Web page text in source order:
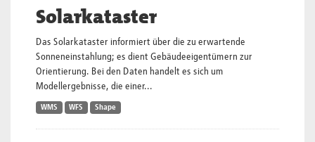
Solarkataster
Das Solarkataster informiert über die zu erwartende
Sonneneinstahlung; es dient Gebäudeeigentümern zur
Orientierung. Bei den Daten handelt es sich um
Modellergebnisse, die einer...
WMS WFS Shape